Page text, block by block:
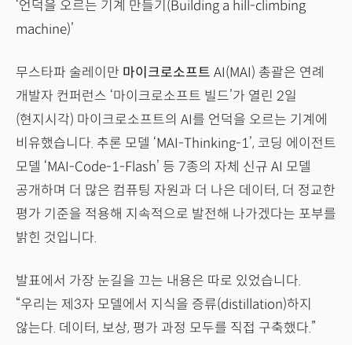
‘언덕을 오르는 기계 만들기(Building a hill-climbing
machine)’
무스타파 술레이만 마이크로소프트 AI(MAI) 총괄은 연례
개발자 컨퍼런스 ‘마이크로소프트 빌드’가 열린 2일
(현지시각) 마이크로소프트의 AI를 언덕을 오르는 기계에
비유했습니다. 추론 모델 ‘MAI-Thinking-1’, 코딩 에이전트
모델 ‘MAI-Code-1-Flash’ 등 7종의 자체 신규 AI 모델
공개하며 더 많은 컴퓨팅 자원과 더 나은 데이터, 더 정교한
평가 기준을 적용해 지속적으로 발전해 나가겠다는 포부를
밝힌 것입니다.
발표에서 가장 눈길을 끄는 내용은 따로 있었습니다.
“우리는 제3자 모델에서 지식을 증류(distillation)하지
않는다. 데이터, 보상, 평가 과정 모두를 직접 구축했다.”